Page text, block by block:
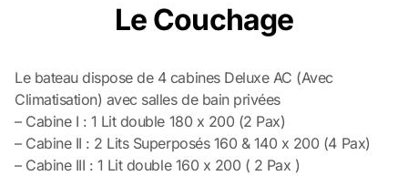
Le Couchage
Le bateau dispose de 4 cabines Deluxe AC (Avec
Climatisation) avec salles de bain privées
– Cabine I : 1 Lit double 180 x 200 (2 Pax)
– Cabine II : 2 Lits Superposés 160 & 140 x 200 (4 Pax)
– Cabine III : 1 Lit double 160 x 200 ( 2 Pax )